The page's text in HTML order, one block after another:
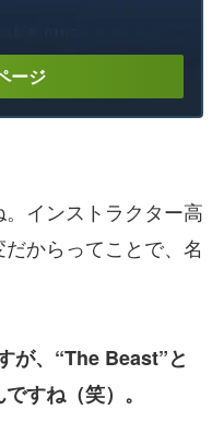
ージ
インストラクター高
からってことで、名
が、“The Beast”と
すね（笑）。